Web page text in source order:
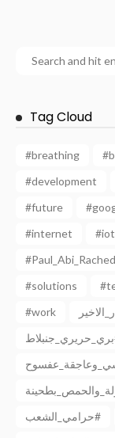
Tag Cloud
#breathing
#development
#future
#internet
#iot
#Paul_Abi_Rached
#solutions
#work
حرامي_الشعب#